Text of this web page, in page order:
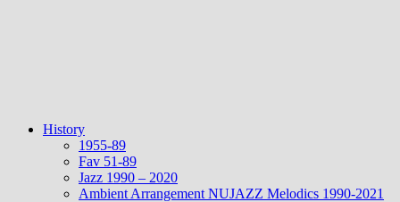
History
1955-89
Fav 51-89
Jazz 1990 – 2020
Ambient Arrangement NUJAZZ Melodics 1990-2021